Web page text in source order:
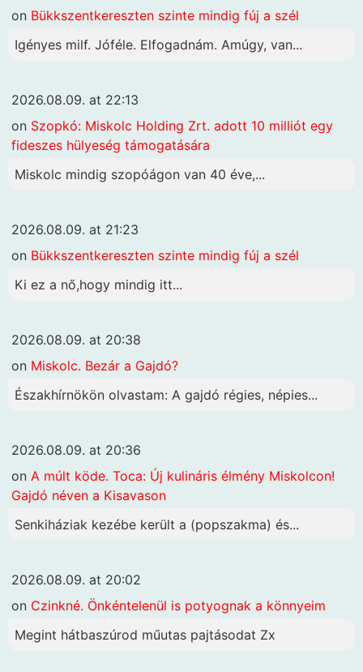
on Bükkszentkereszten szinte mindig fúj a szél
Igényes milf. Jóféle. Elfogadnám. Amúgy, van...
2026.08.09. at 22:13
on Szopkó: Miskolc Holding Zrt. adott 10 milliót egy
fideszes hülyeség támogatására
Miskolc mindig szopóágon van 40 éve,...
2026.08.09. at 21:23
on Bükkszentkereszten szinte mindig fúj a szél
Ki ez a nő,hogy mindig itt...
2026.08.09. at 20:38
on Miskolc. Bezár a Gajdó?
Északhírnökön olvastam: A gajdó régies, népies...
2026.08.09. at 20:36
on A múlt köde. Toca: Új kulináris élmény Miskolcon!
Gajdó néven a Kisavason
Senkiháziak kezébe került a (popszakma) és...
2026.08.09. at 20:02
on Czinkné. Önkéntelenül is potyognak a könnyeim
Megint hátbaszúrod műutas pajtásodat Zx